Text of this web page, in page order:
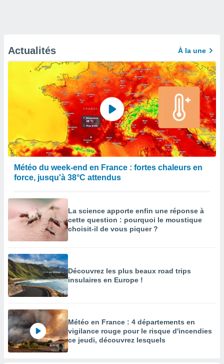
Actualités À la une
Météo du week-end en France : fortes chaleurs en
force, jusqu'à 38°C attendus
La science apporte enfin une réponse à
cette question : pourquoi le moustique
choisit-il de vous piquer ?
Découvrez les plus beaux road trips
insulaires en Europe !
Météo en France : 4 départements en
vigilance rouge pour le risque d'incendies
ce jeudi, découvrez lesquels